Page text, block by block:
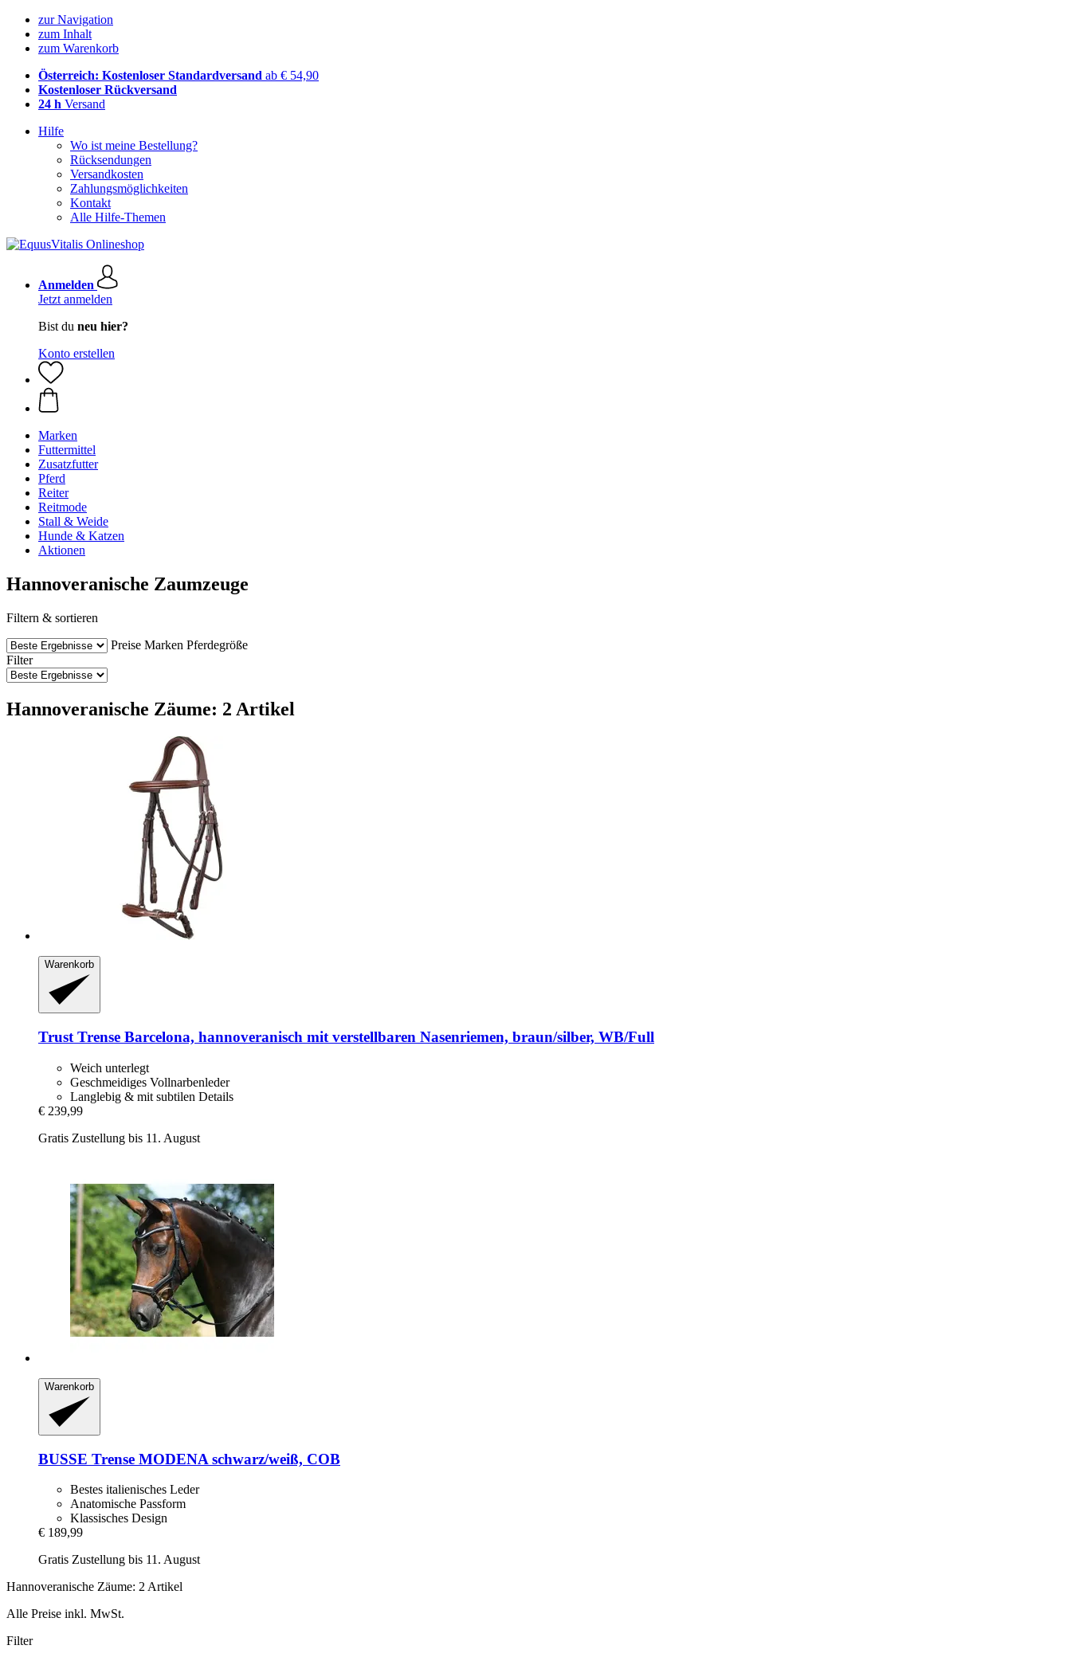
zur Navigation
zum Inhalt
zum Warenkorb
Österreich: Kostenloser Standardversand ab € 54,90
Kostenloser Rückversand
24 h Versand
Hilfe
Wo ist meine Bestellung?
Rücksendungen
Versandkosten
Zahlungsmöglichkeiten
Kontakt
Alle Hilfe-Themen
Anmelden
Jetzt anmelden
Bist du neu hier?
Konto erstellen
Marken
Futtermittel
Zusatzfutter
Pferd
Reiter
Reitmode
Stall & Weide
Hunde & Katzen
Aktionen
Hannoveranische Zaumzeuge
Filtern & sortieren
Preise Marken Pferdegröße
Filter
Hannoveranische Zäume: 2 Artikel
Warenkorb
Trust Trense Barcelona, hannoveranisch mit verstellbaren Nasenriemen, braun/silber, WB/Full
Weich unterlegt
Geschmeidiges Vollnarbenleder
Langlebig & mit subtilen Details
€ 239,99
Gratis Zustellung bis 11. August
Warenkorb
BUSSE Trense MODENA schwarz/weiß, COB
Bestes italienisches Leder
Anatomische Passform
Klassisches Design
€ 189,99
Gratis Zustellung bis 11. August
Hannoveranische Zäume: 2 Artikel
Alle Preise inkl. MwSt.
Filter